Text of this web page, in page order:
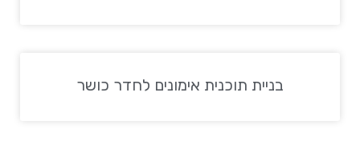
בניית תוכנית אימונים לחדר כושר